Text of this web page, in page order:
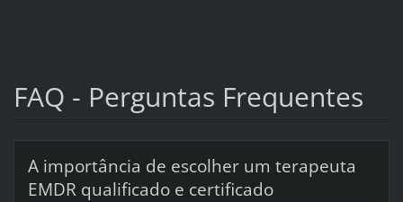
FAQ - Perguntas Frequentes
A importância de escolher um terapeuta
EMDR qualificado e certificado